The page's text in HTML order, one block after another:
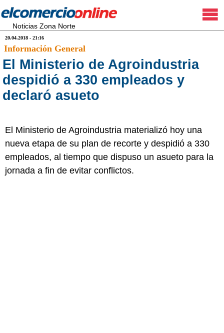
Noticias Zona Norte
20.04.2018 - 21:16
Información General
El Ministerio de Agroindustria
despidió a 330 empleados y
declaró asueto
El Ministerio de Agroindustria materializó hoy una
nueva etapa de su plan de recorte y despidió a 330
empleados, al tiempo que dispuso un asueto para la
jornada a fin de evitar conflictos.